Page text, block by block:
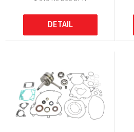
DETAIL